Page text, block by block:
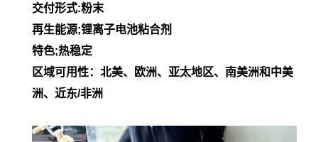
交付形式:粉末
再生能源;锂离子电池粘合剂
特色;热稳定
区域可用性：北美、欧洲、亚太地区、南美洲和中美
洲、近东/非洲